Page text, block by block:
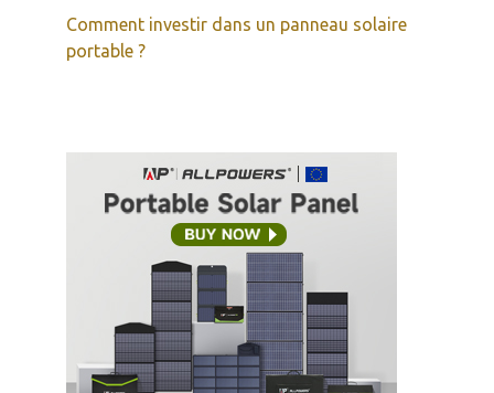
Comment investir dans un panneau solaire
portable ?